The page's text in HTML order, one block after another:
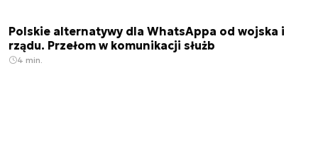
Polskie alternatywy dla WhatsAppa od wojska i
rządu. Przełom w komunikacji służb
4 min.